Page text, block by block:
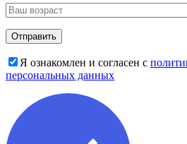
Я ознакомлен и согласен с
персональных данных